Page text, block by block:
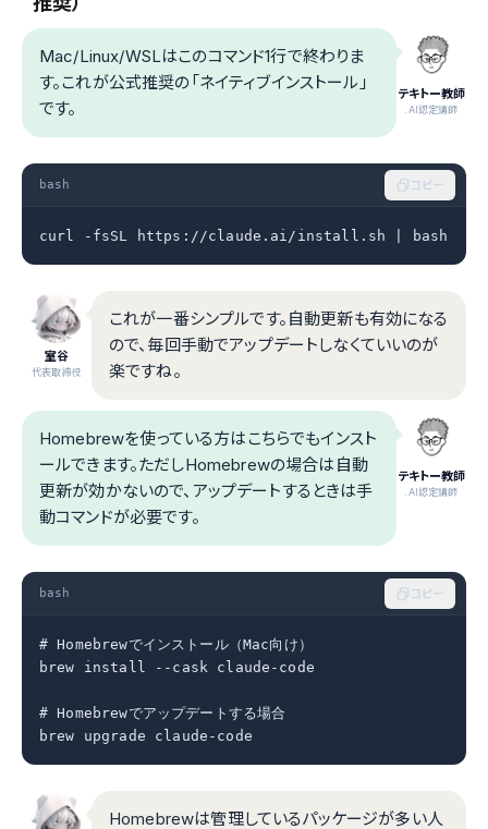
テキトー教師
.AI認定講師
Mac/Linux/WSLはこのコマンド1行で終わりま
す。これが公式推奨の「ネイティブインストール」
です。
bash コピー
curl -fsSL https://claude.ai/install.sh | bash
室谷
代表取締役
これが一番シンプルです。自動更新も有効になる
ので、毎回手動でアップデートしなくていいのが
楽ですね。
テキトー教師
.AI認定講師
Homebrewを使っている方はこちらでもインスト
ールできます。ただしHomebrewの場合は自動
更新が効かないので、アップデートするときは手
動コマンドが必要です。
bash コピー
# Homebrewでインストール（Mac向け）
brew install --cask claude-code
# Homebrewでアップデートする場合
brew upgrade claude-code
Homebrewは管理しているパッケージが多い人